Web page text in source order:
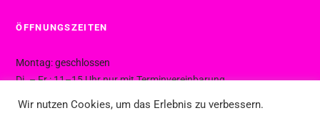
ÖFFNUNGSZEITEN
Montag: geschlossen
Di. – Fr.: 11–15 Uhr nur mit Terminvereinbarung
Di. – Fr.: 15–19 Uhr ohne Termin
Wir nutzen Cookies, um das Erlebnis zu verbessern.